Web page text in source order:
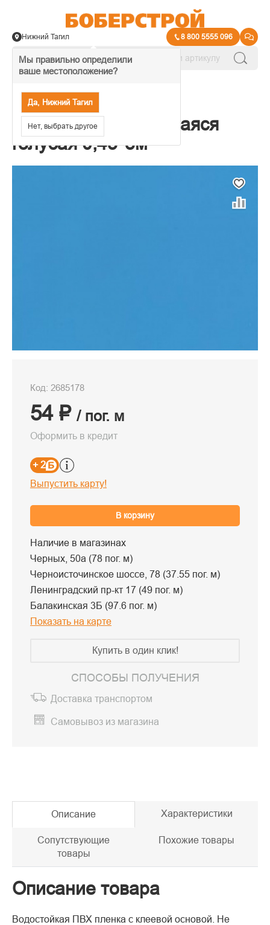
Мы правильно определили
ваше местоположение?
Да, Нижний Тагил
Нет, выбрать другое
Нижний Тагил 8 800 5555 096
Пленка Самоклеящаяся
голубая 0,45*8м
Код: 2685178
54 ₽ / пог. м
Оформить в кредит
+ 2
Выпустить карту!
В корзину
Наличие в магазинах
Черных, 50а (78 пог. м)
Черноисточинское шоссе, 78 (37.55 пог. м)
Ленинградский пр-кт 17 (49 пог. м)
Балакинская 3Б (97.6 пог. м)
Показать на карте
Купить в один клик!
СПОСОБЫ ПОЛУЧЕНИЯ
Доставка транспортом
Самовывоз из магазина
Описание Характеристики
Сопутствующие
товары
Похожие товары
Описание товара
Водостойкая ПВХ пленка с клеевой основой. Не